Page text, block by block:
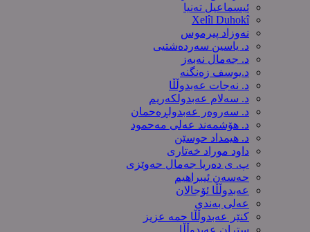
ئیسماعیل تەنیا
Xelîl Duhokî
نەوزاد پیرموس
د. یاسین سەردەشتیی
د. جەمال نەبەز
د.یوسف زه‌نگنه‌
د. نەجات عەبدوڵڵا
د. سەلام عەبدولكەریم
د. سەروەر عەبدولڕەحمان
د. هۆشمەند عەلی مەحمود
د. هیمداد حوسێن
داود موراد خەتاری
پ. ی دەریا جەمال حەوێزی
حەسەن ئیبراهیم
عەبدوڵڵا ئۆجالان
عەلی بەندی
کنێر عەبدوڵڵا حمە عزیز
ستران عەبدوڵڵا